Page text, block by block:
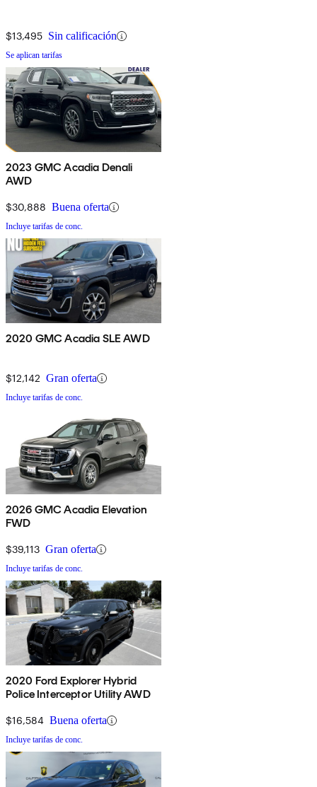
$13,495 Sin calificación
Se aplican tarifas
2023 GMC Acadia Denali
AWD
$30,888 Buena oferta
Incluye tarifas de conc.
2020 GMC Acadia SLE AWD
$12,142 Gran oferta
Incluye tarifas de conc.
2026 GMC Acadia Elevation
FWD
$39,113 Gran oferta
Incluye tarifas de conc.
2020 Ford Explorer Hybrid
Police Interceptor Utility AWD
$16,584 Buena oferta
Incluye tarifas de conc.